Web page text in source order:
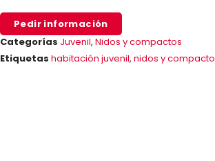
Pedir información
Categorías Juvenil, Nidos y compactos
Etiquetas habitación juvenil, nidos y